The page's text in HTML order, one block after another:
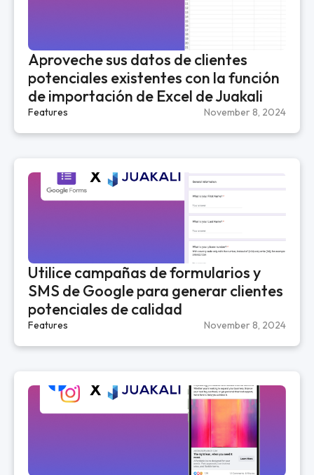
Aproveche sus datos de clientes
potenciales existentes con la función
de importación de Excel de Juakali
Features November 8, 2024
Utilice campañas de formularios y
SMS de Google para generar clientes
potenciales de calidad
Features November 8, 2024